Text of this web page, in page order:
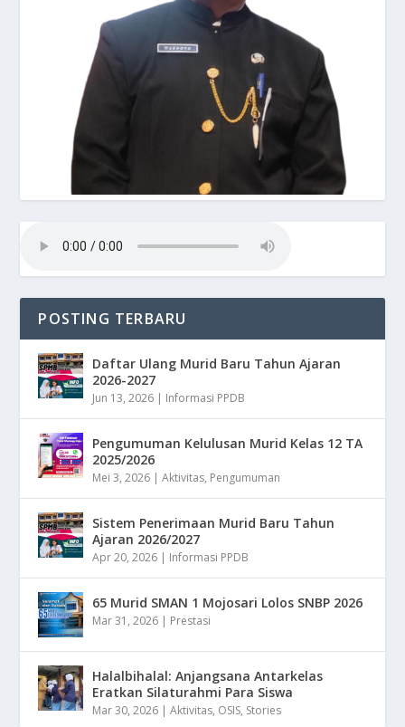
POSTING TERBARU
Daftar Ulang Murid Baru Tahun Ajaran
2026-2027
Jun 13, 2026 | Informasi PPDB
Pengumuman Kelulusan Murid Kelas 12 TA
2025/2026
Mei 3, 2026 |Aktivitas, Pengumuman
Sistem Penerimaan Murid Baru Tahun
Ajaran 2026/2027
Apr 20, 2026 | Informasi PPDB
65 Murid SMAN 1 Mojosari Lolos SNBP 2026
Mar 31, 2026 | Prestasi
Halalbihalal: Anjangsana Antarkelas
Eratkan Silaturahmi Para Siswa
Mar 30, 2026 |Aktivitas, OSIS, Stories